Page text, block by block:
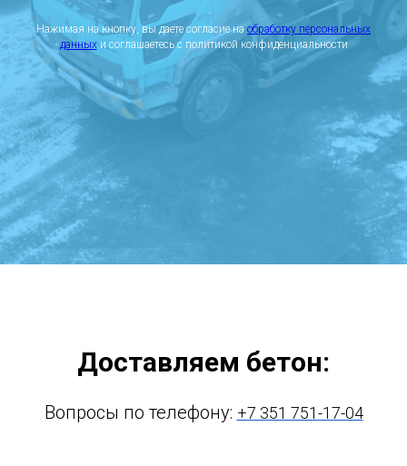
Нажимая на кнопку, вы даете согласие на обработку персональных
данныхи соглашаетесь c политикой конфиденциальности
Доставляем бетон:
Вопросы по телефону: +7 351 751-17-04